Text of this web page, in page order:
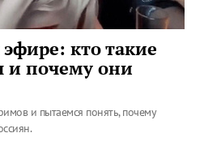
кто такие
и почему они
и пытаемся понять, почему